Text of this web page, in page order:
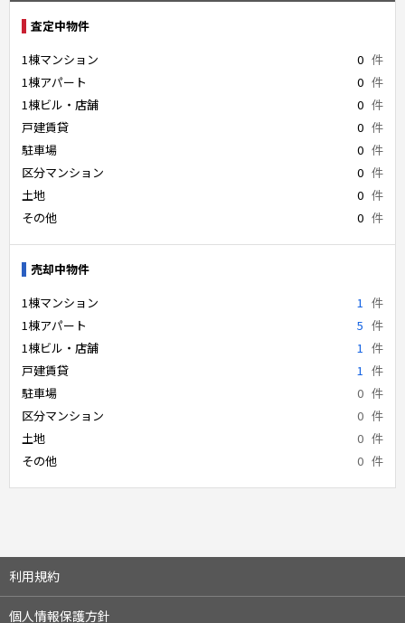
査定中物件
1棟マンション
0 件
1棟アパート
0 件
1棟ビル・店舗
0 件
戸建賃貸
0 件
駐車場
0 件
区分マンション
0 件
土地
0 件
その他
0 件
売却中物件
1棟マンション
1
件
1棟アパート
5 件
1棟ビル・店舗
1
件
戸建賃貸
1
件
駐車場
0 件
区分マンション
0 件
土地
0 件
その他
0 件
利用規約
個人情報保護方針